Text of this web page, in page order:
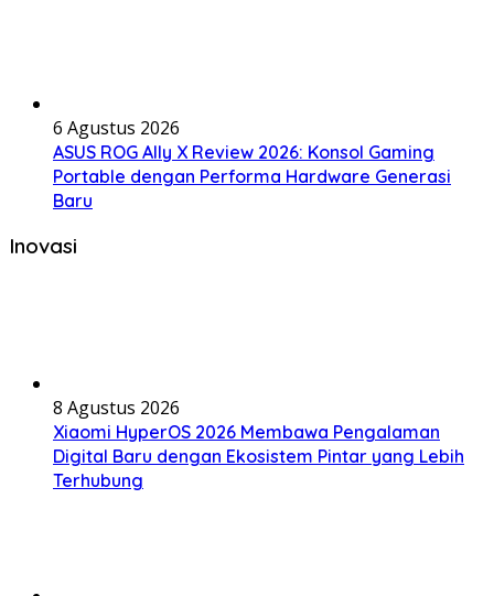
6 Agustus 2026
ASUS ROG Ally X Review 2026: Konsol Gaming
Portable dengan Performa Hardware Generasi
Baru
Inovasi
8 Agustus 2026
Xiaomi HyperOS 2026 Membawa Pengalaman
Digital Baru dengan Ekosistem Pintar yang Lebih
Terhubung